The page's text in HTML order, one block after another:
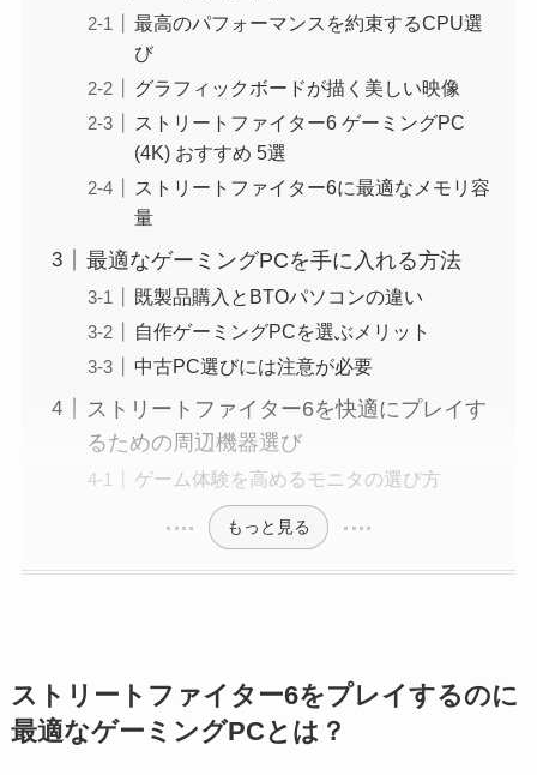
最高のパフォーマンスを約束するCPU選
び
グラフィックボードが描く美しい映像
ストリートファイター6 ゲーミングPC
(4K) おすすめ 5選
ストリートファイター6に最適なメモリ容
量
最適なゲーミングPCを手に入れる方法
既製品購入とBTOパソコンの違い
自作ゲーミングPCを選ぶメリット
中古PC選びには注意が必要
ストリートファイター6を快適にプレイす
るための周辺機器選び
ゲーム体験を高めるモニタの選び方
もっと見る
ストリートファイター6をプレイするのに
最適なゲーミングPCとは？